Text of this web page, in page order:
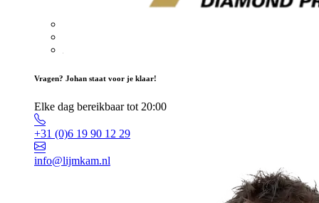
Vragen? Johan staat voor je klaar!
Elke dag bereikbaar tot 20:00
+31 (0)6 19 90 12 29
info@lijmkam.nl